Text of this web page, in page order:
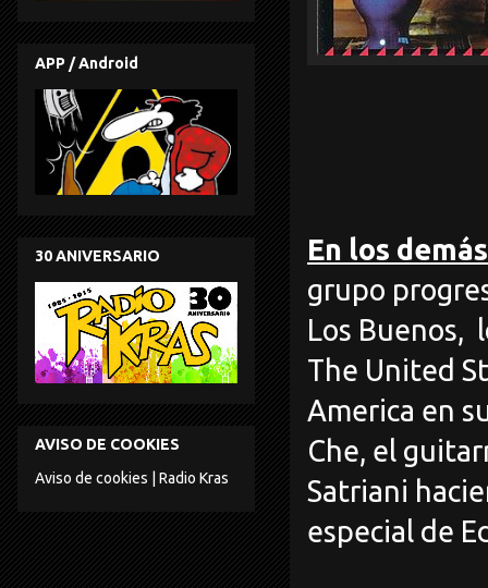
En los
grupo
Los Buenos,
The United
America en
Che, el
Satriani
especial de
APP / Android
30 ANIVERSARIO
AVISO DE COOKIES
Aviso de cookies | Radio Kras